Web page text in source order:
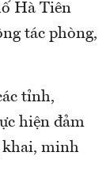
Hà Tiên
tác phòng,
tỉnh,
hiện đảm
khai, minh